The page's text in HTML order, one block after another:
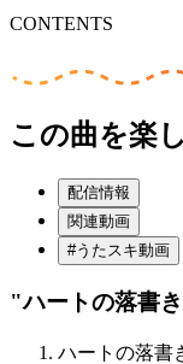
CONTENTS
この曲を楽
配信情報
関連動画
#うたスキ動画
"ハートの落書
ハートの落書